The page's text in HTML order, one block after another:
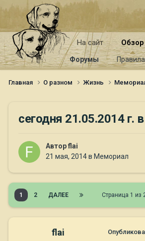
На сайт Обзор
Форумы Правила
Главная О разном Жизнь
сегодня 21.05.2014
Авторflai
21 мая, 2014в Мемориал
1 2 ДАЛЕЕ Страница 1 из
flai